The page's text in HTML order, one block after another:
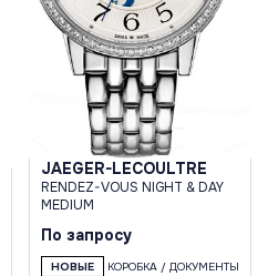
JAEGER-LECOULTRE
RENDEZ-VOUS NIGHT & DAY
MEDIUM
По запросу
НОВЫЕ КОРОБКА / ДОКУМЕНТЫ